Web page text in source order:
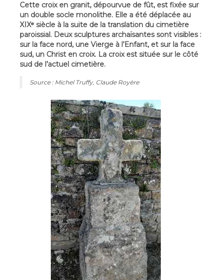
Cette croix en granit, dépourvue de fût, est fixée sur
un double socle monolithe. Elle a été déplacée au
XIXᵉ siècle à la suite de la translation du cimetière
paroissial. Deux sculptures archaïsantes sont visibles :
sur la face nord, une Vierge à l’Enfant, et sur la face
sud, un Christ en croix. La croix est située sur le côté
sud de l’actuel cimetière.
Source : Michel Truffy, Claude Royère